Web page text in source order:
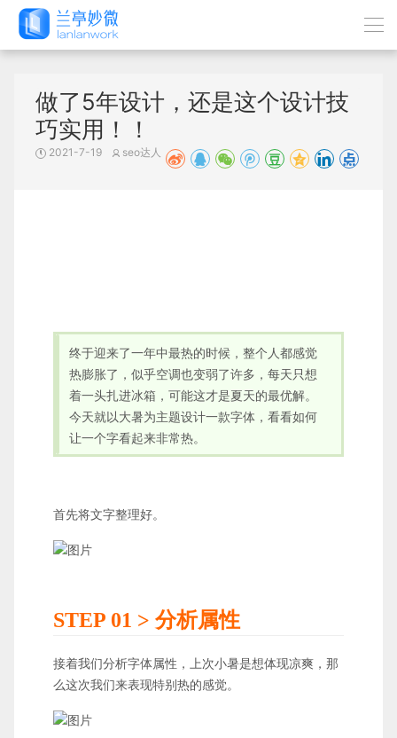
做了5年设计，还是这个设计技
巧实用！！
2021-7-19 seo达人
终于迎来了一年中最热的时候，整个人都感觉
热膨胀了，似乎空调也变弱了许多，每天只想
着一头扎进冰箱，可能这才是夏天的最优解。
今天就以大暑为主题设计一款字体，看看如何
让一个字看起来非常热。
首先将文字整理好。
STEP 01 > 分析属性
接着我们分析字体属性，上次小暑是想体现凉爽，那
么这次我们来表现特别热的感觉。